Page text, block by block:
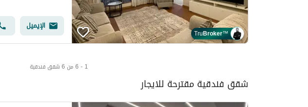
TruBroker™
الإيميل
1 - 6 من 6 شقق فندقية
شقق فندقية مقترحة للايجار